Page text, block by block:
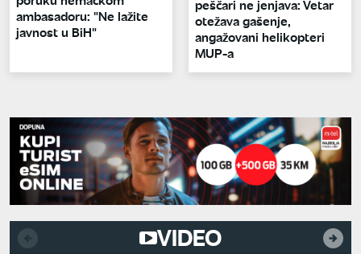
ambasadoru: "Ne lažite
javnost u BiH"
peščari ne jenjava: Vetar
otežava gašenje,
angažovani helikopteri
MUP-a
VIDEO